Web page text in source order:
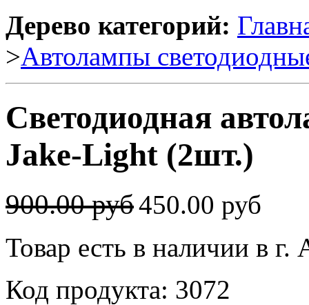
Дерево категорий:
>Автолампы
Светодиодная
Jake-Light (2шт.)
900.00 руб450.00 руб
Товар есть в наличии в г.
Код продукта: 3072